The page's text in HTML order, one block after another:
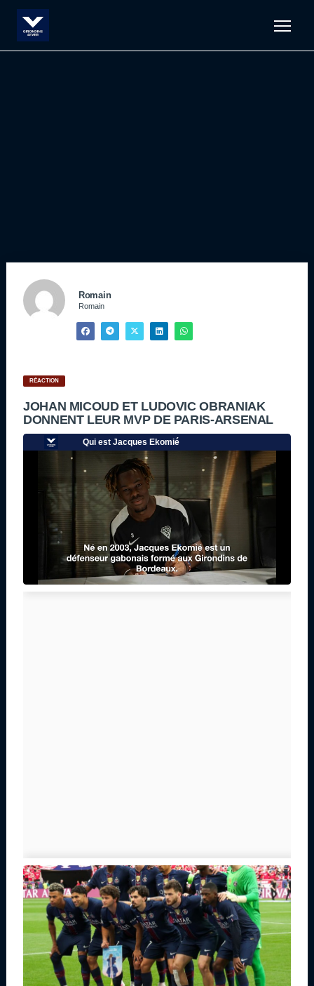
Romain
Romain
RÉACTION
JOHAN MICOUD ET LUDOVIC OBRANIAK
DONNENT LEUR MVP DE PARIS-ARSENAL